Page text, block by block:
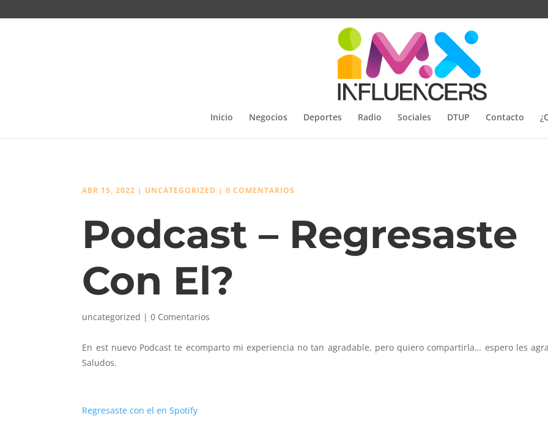
Inicio Negocios Deportes Radio Sociales DTUP Contacto
ABR 15, 2022 | UNCATEGORIZED |0 COMENTARIOS
Podcast – Regresaste
Con El?
uncategorized |0 Comentarios
En est nuevo Podcast te ecomparto mi experiencia no tan agradable, pero quiero compartirla… espero les
Saludos.
Regresaste con el en Spotify